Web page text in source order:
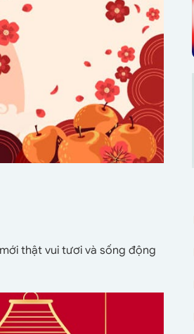
thật vui tươi và sống động